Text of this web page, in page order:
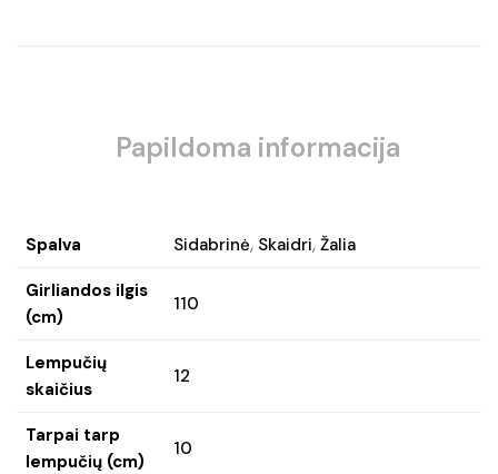
Papildoma informacija
Spalva Sidabrinė, Skaidri, Žalia
Girliandos ilgis
(cm)
110
Lempučių
skaičius
12
Tarpai tarp
lempučių (cm)
10